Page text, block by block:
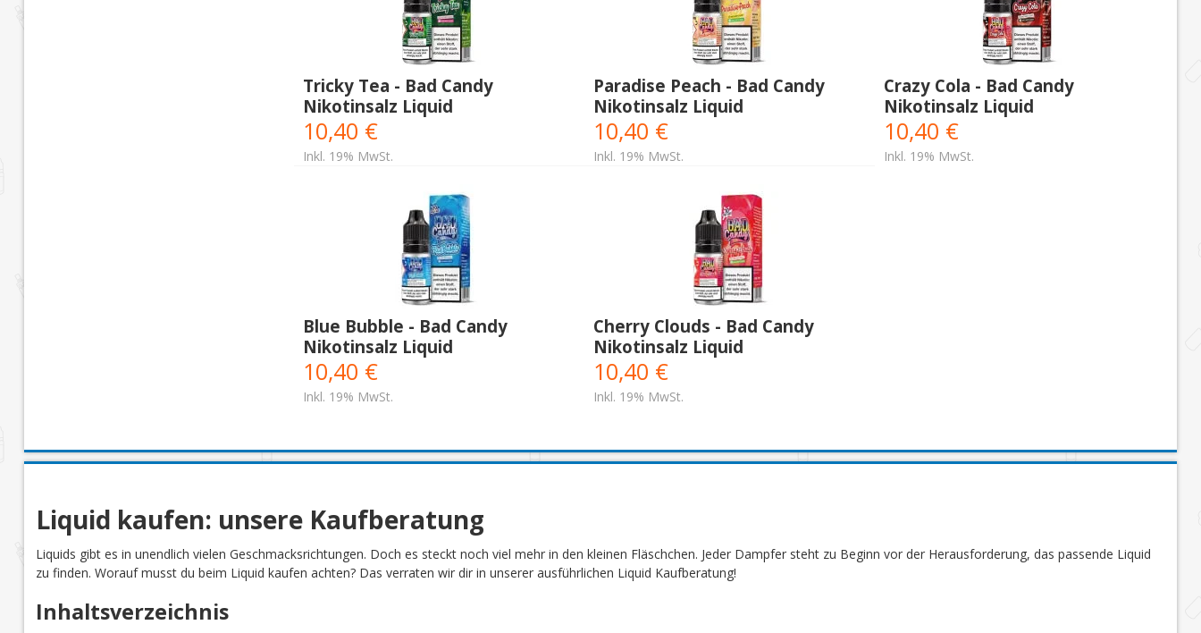
Tricky Tea - Bad Candy
Nikotinsalz Liquid
10,40 €
Inkl. 19% MwSt.
Paradise Peach - Bad Candy
Nikotinsalz Liquid
10,40 €
Inkl. 19% MwSt.
Crazy Cola - Bad Candy
Nikotinsalz Liquid
10,40 €
Inkl. 19% MwSt.
Blue Bubble - Bad Candy
Nikotinsalz Liquid
10,40 €
Inkl. 19% MwSt.
Cherry Clouds - Bad Candy
Nikotinsalz Liquid
10,40 €
Inkl. 19% MwSt.
Liquid kaufen: unsere Kaufberatung
Liquids gibt es in unendlich vielen Geschmacksrichtungen. Doch es steckt noch viel mehr in den kleinen Fläschchen. Jeder Dampfer steht zu Beginn vor der Herausforderung, das passende Liquid
zu finden. Worauf musst du beim Liquid kaufen achten? Das verraten wir dir in unserer ausführlichen Liquid Kaufberatung!
Inhaltsverzeichnis